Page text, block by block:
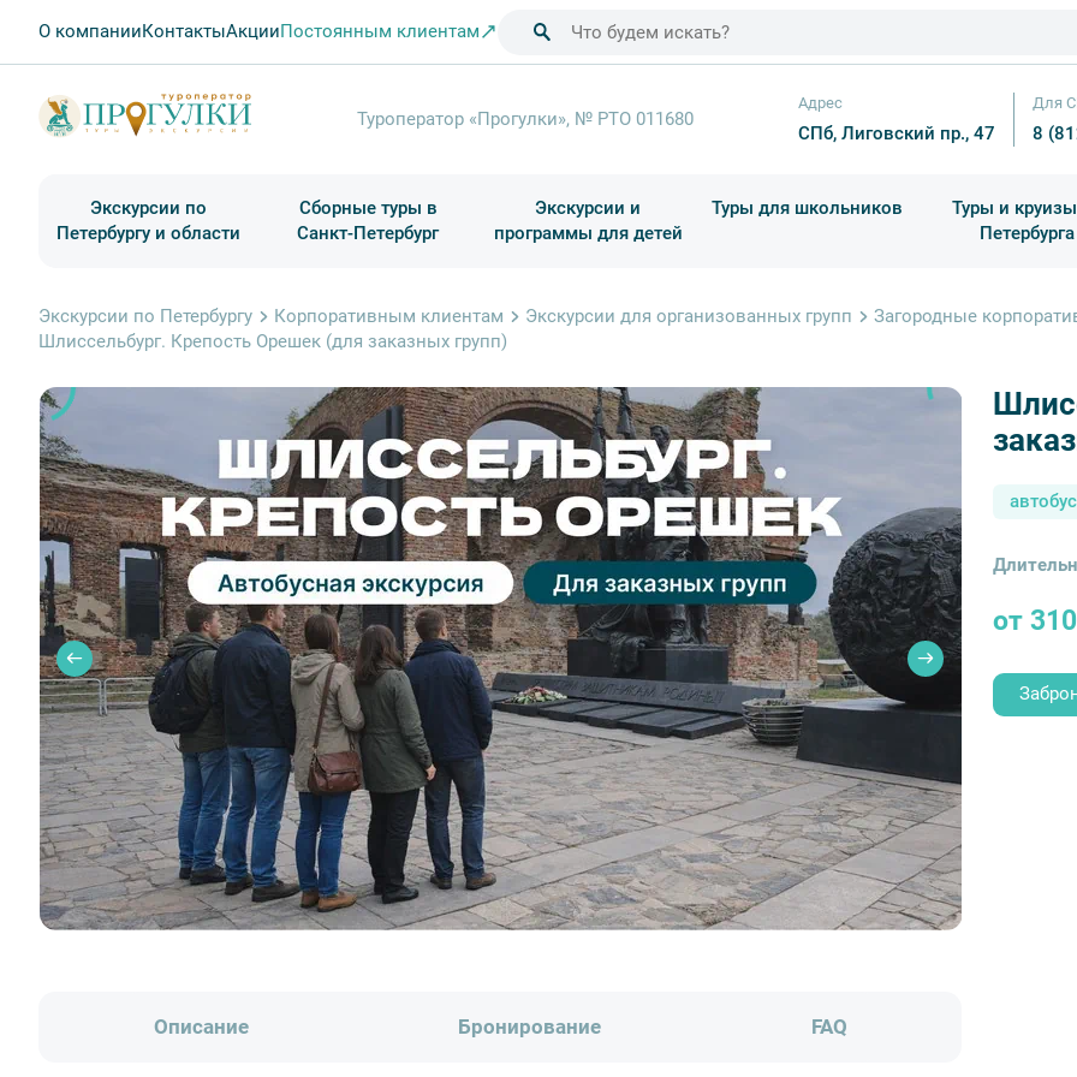
О компанииКонтактыАкцииПостоянным клиентам
Туроператор «Прогулки», № РТО 011680
Адрес
СПб, Лиговский пр., 47
Для
8
Экскурсии по
Петербургу и области
Сборные туры в
Санкт-Петербург
Экскурсии и
программы для детей
Туры для школьников
Туры и
Петербурга
Экскурсии по Петербургу Корпоративным клиентам Экскурсии для организованных групп
Загородные
Шлиссельбург. Крепость Орешек (для заказных групп)
от
Описание Бронирование FAQ